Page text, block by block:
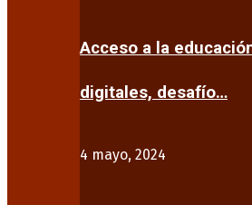
Acceso a la
digitales, desafío…
4 mayo, 2024